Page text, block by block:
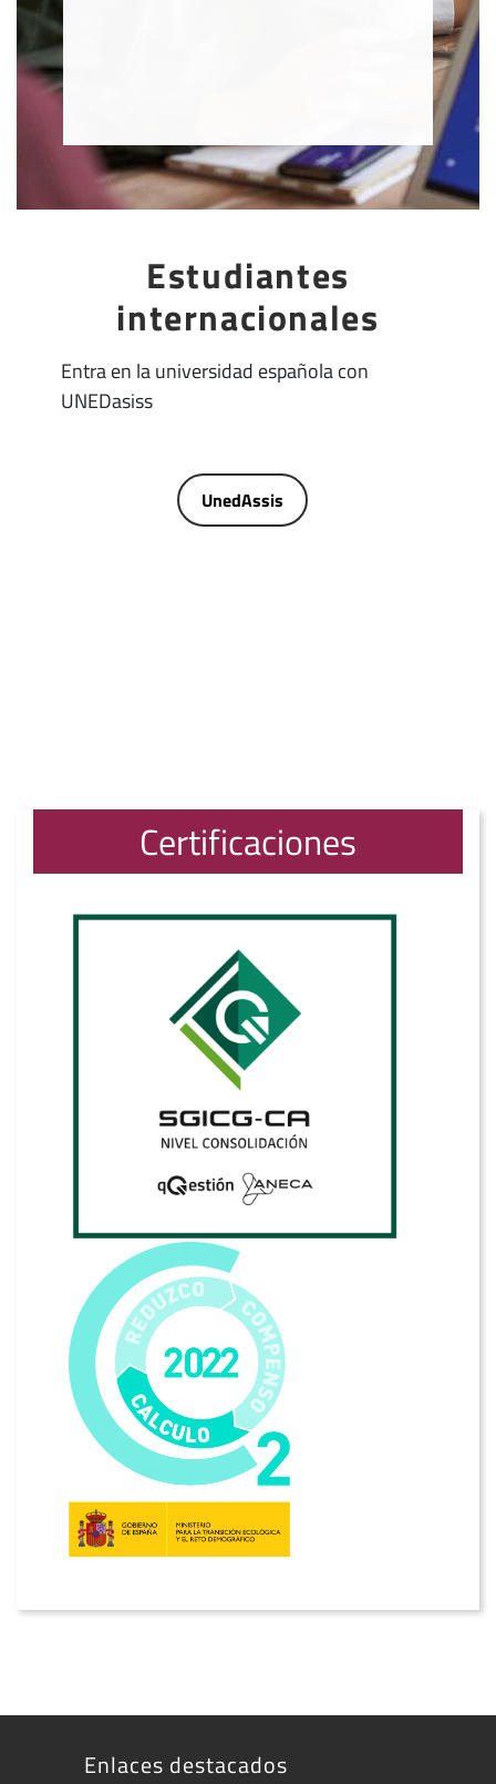
Estudiantes
internacionales
Entra en la universidad española con
UNEDasiss
UnedAssis
Certificaciones
Enlaces destacados